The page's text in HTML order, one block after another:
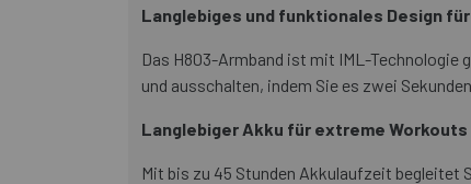
Langlebiges und funktionales Design
Das H803-Armband ist mit IML-
und ausschalten, indem Sie es zwei
Langlebiger Akku für extreme Workouts
Mit bis zu 45 Stunden Akkulaufzeit begleitet